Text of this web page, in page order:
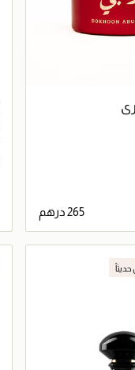
⁦265⁩ درهم
التفاصيل